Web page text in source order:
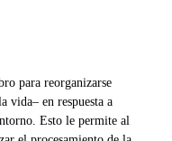
para reorganizarse
vida– en respuesta a
Esto le permite al